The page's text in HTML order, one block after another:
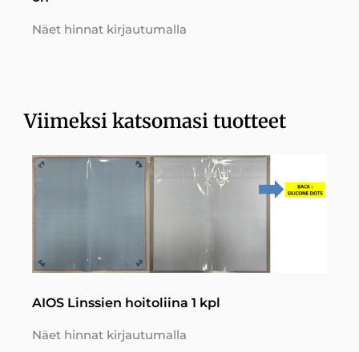
Näet hinnat kirjautumalla
Viimeksi katsomasi tuotteet
AIOS Linssien hoitoliina 1 kpl
Näet hinnat kirjautumalla